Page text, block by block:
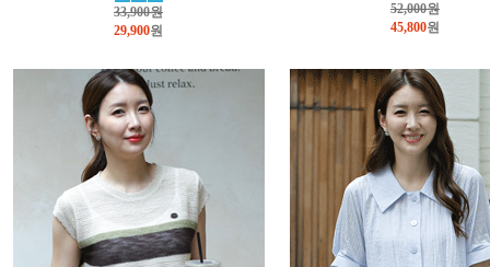
33,900원
29,900원
52,000원
45,800원